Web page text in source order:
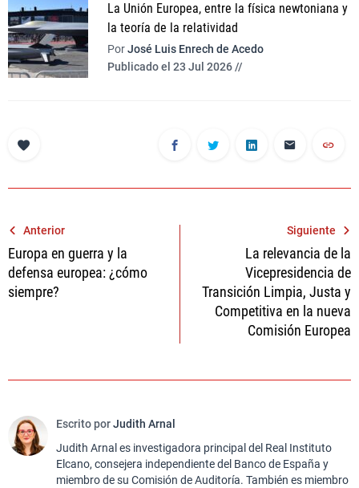
La Unión Europea, entre la física newtoniana y
la teoría de la relatividad
PorJosé Luis Enrech de Acedo
Publicado el 23 Jul 2026 //
Navegación
de
entradas
Anterior
Europa en guerra y la
defensa europea: ¿cómo
siempre?
Siguiente
La relevancia de la
Vicepresidencia de
Transición Limpia, Justa y
Competitiva en la nueva
Comisión Europea
Escrito porJudith Arnal
Judith Arnal es investigadora principal del Real Instituto
Elcano, consejera independiente del Banco de España y
miembro de su Comisión de Auditoría. También es miembro